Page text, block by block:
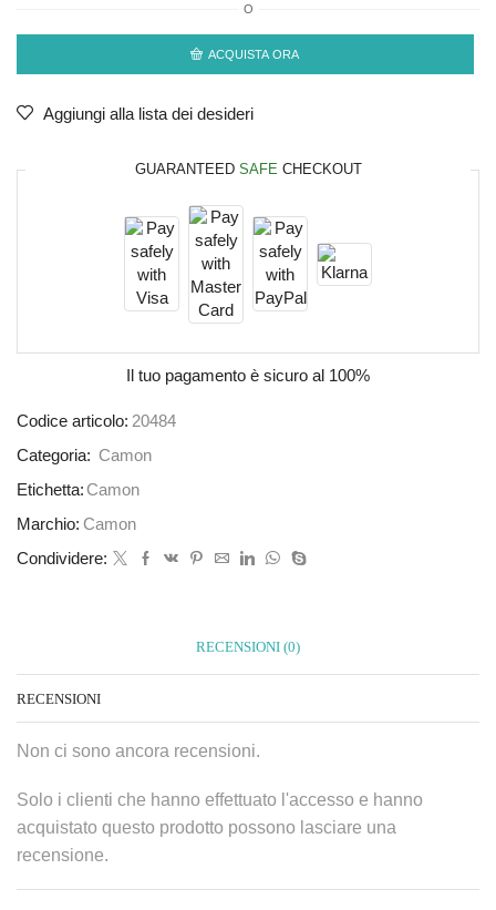
O
ACQUISTA ORA
Aggiungi alla lista dei desideri
GUARANTEED SAFE CHECKOUT
Il tuo pagamento è sicuro al 100%
Codice articolo: 20484
Categoria: Camon
Etichetta:Camon
Marchio: Camon
Condividere:
RECENSIONI (0)
RECENSIONI
Non ci sono ancora recensioni.
Solo i clienti che hanno effettuato l'accesso e hanno
acquistato questo prodotto possono lasciare una
recensione.